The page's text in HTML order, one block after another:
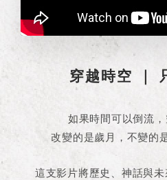
穿越時空 ｜
如果時間可以倒流
改變的是歲月，不變的
這支影片將歷史、神話與未